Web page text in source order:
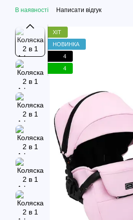
В наявності Написати відгук
ХІТ
НОВИНКА
4
4